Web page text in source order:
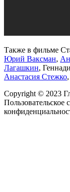
Также в фильме
Юрий Ваксман,
Лагашкин,
Анастасия Стежко
Copyright © 2023
Пользовательское